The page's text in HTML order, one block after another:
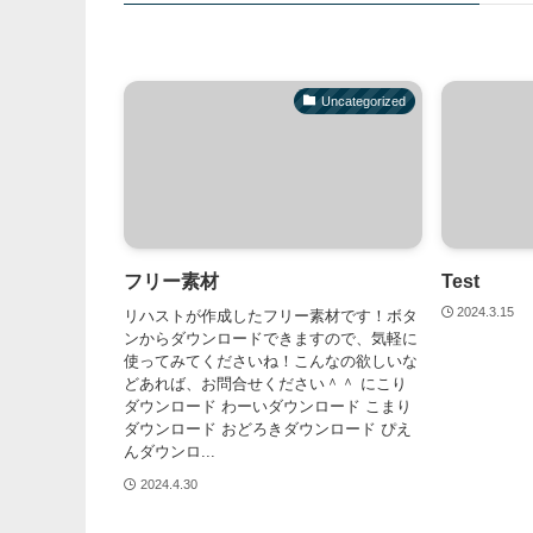
Uncategorized
フリー素材
リハストが作成したフリー素材です！ボタ
ンからダウンロードできますので、気軽に
使ってみてくださいね！こんなの欲しいな
どあれば、お問合せください＾＾ にこり
ダウンロード わーいダウンロード こまり
ダウンロード おどろきダウンロード ぴえ
んダウンロ...
2024.4.30
Test
2024.3.15